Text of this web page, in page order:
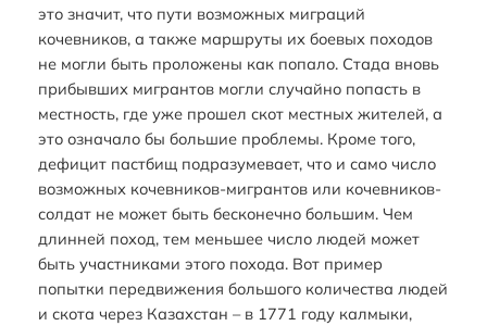
это значит, что пути возможных миграций
кочевников, а также маршруты их боевых походов
не могли быть проложены как попало. Стада вновь
прибывших мигрантов могли случайно попасть в
местность, где уже прошел скот местных жителей, а
это означало бы большие проблемы. Кроме того,
дефицит пастбищ подразумевает, что и само число
возможных кочевников-мигрантов или кочевников-
солдат не может быть бесконечно большим. Чем
длинней поход, тем меньшее число людей может
быть участниками этого похода. Вот пример
попытки передвижения большого количества людей
и скота через Казахстан – в 1771 году калмыки,